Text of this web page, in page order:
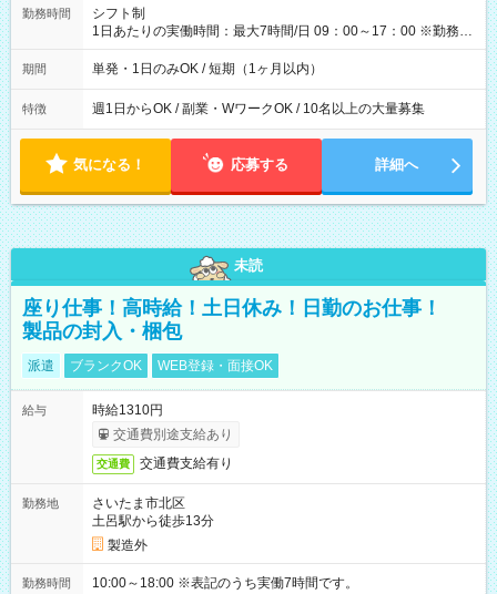
間】試用期間なし
勤務時間
シフト制
1日あたりの実働時間：最大7時間/日 09：00～17：00 ※勤務時
間は 試験により異なります。
期間 単発・1日のみOK / 短期（1ヶ月以内）
特徴 週1日からOK / 副業・WワークOK / 10名以上の大量募集
気になる！ 応募する 詳細へ
未読
座り仕事！高時給！土日休み！日勤のお仕事！
製品の封入・梱包
派遣 ブランクOK WEB登録・面接OK
給与
時給1310円
交通費別途支給あり
交通費 交通費支給有り
勤務地
さいたま市北区
土呂駅から徒歩13分
製造外
勤務時間 10:00～18:00 ※表記のうち実働7時間です。